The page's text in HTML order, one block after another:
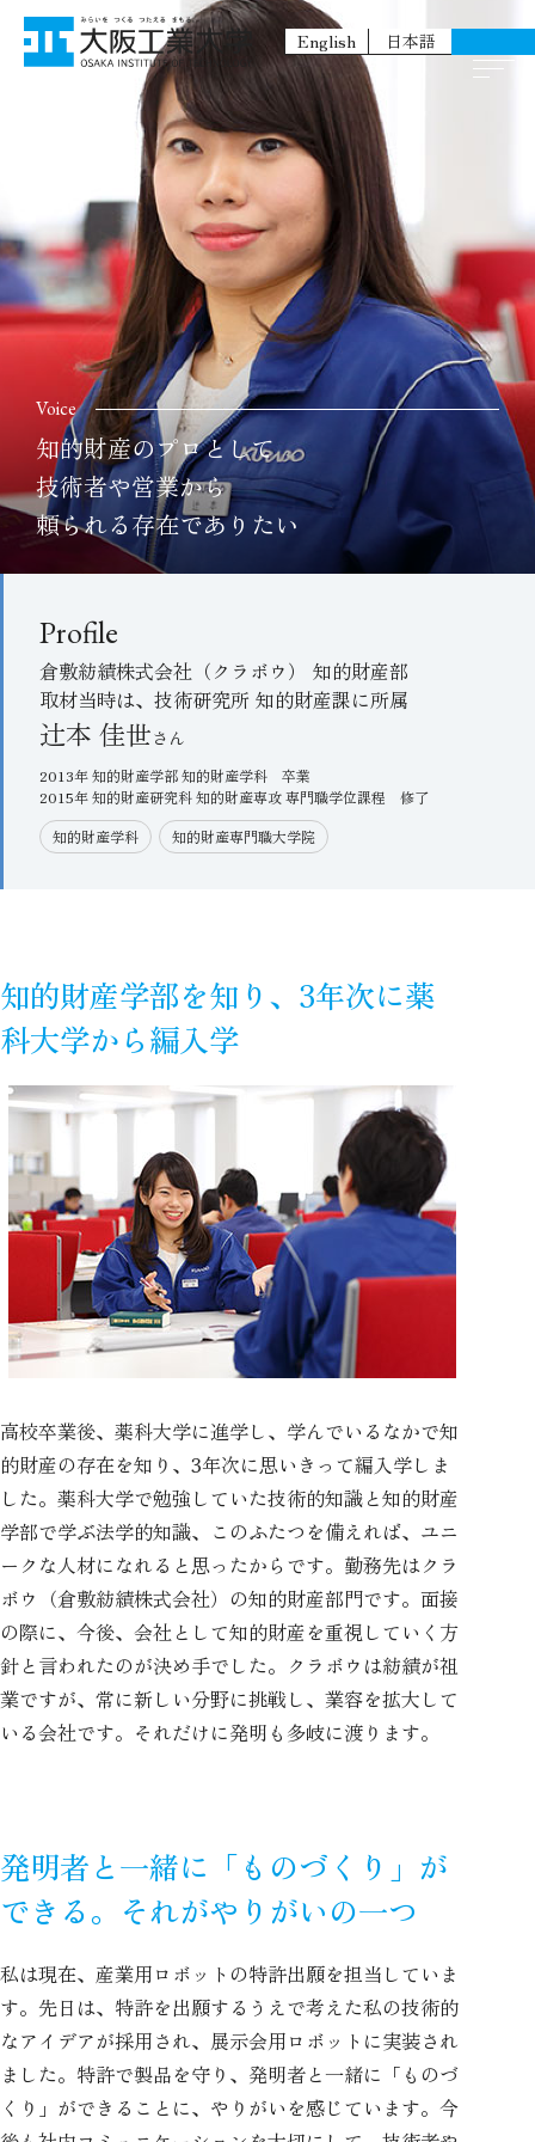
English 日本語
Voice
知的財産のプロとして
技術者や営業から
頼られる存在でありたい
Profile
倉敷紡績株式会社（クラボウ） 知的財産部
取材当時は、技術研究所 知的財産課に所属
辻󠄀本 佳世
2013年 知的財産学部 知的財産学科 卒業
2015年 知的財産研究科 知的財産専攻 専門職学位課程 修了
知的財産学科
知的財産専門職大学院
知的財産学部を知り、3年次に薬
科大学から編入学
高校卒業後、薬科大学に進学し、学んでいるなかで知
的財産の存在を知り、3年次に思いきって編入学しま
した。薬科大学で勉強していた技術的知識と知的財産
学部で学ぶ法学的知識、このふたつを備えれば、ユニ
ークな人材になれると思ったからです。勤務先はクラ
ボウ（倉敷紡績株式会社）の知的財産部門です。面接
の際に、今後、会社として知的財産を重視していく方
針と言われたのが決め手でした。クラボウは紡績が祖
業ですが、常に新しい分野に挑戦し、業容を拡大して
いる会社です。それだけに発明も多岐に渡ります。
発明者と一緒に「ものづくり」が
できる。それがやりがいの一つ
私は現在、産業用ロボットの特許出願を担当していま
す。先日は、特許を出願するうえで考えた私の技術的
なアイデアが採用され、展示会用ロボットに実装され
ました。特許で製品を守り、発明者と一緒に「ものづ
くり」ができることに、やりがいを感じています。今